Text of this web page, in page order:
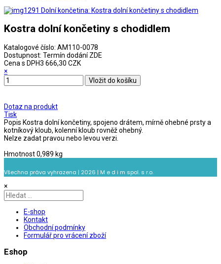
Kostra dolní končetiny s chodidlem
Katalogové číslo: AM110-0078
Dostupnost: Termín dodání ZDE
Cena s DPH3 666,30 CZK
×
Dotaz na produkt
Tisk
Popis Kostra dolní končetiny, spojeno drátem, mírně ohebné prsty a
kotníkový kloub, kolenní kloub rovněž ohebný.
Nelze zadat pravou nebo levou verzi.
Hmotnost 0,989 kg
Všechna práva vyhrazena | 2026 | M e d i m spol. s r.o.
×
E-shop
Kontakt
Obchodní podmínky
Formulář pro vrácení zboží
Eshop